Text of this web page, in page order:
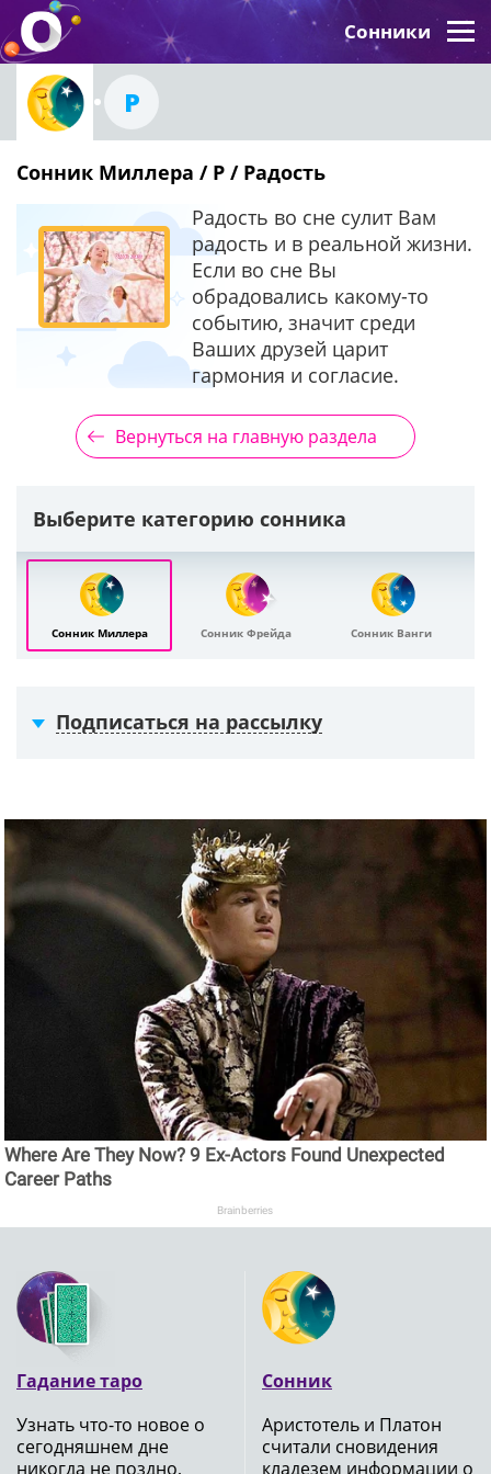
Сонники
Р
Сонник Миллера / Р / Радость
Радость во сне сулит Вам
радость и в реальной жизни.
Если во сне Вы
обрадовались какому-то
событию, значит среди
Ваших друзей царит
гармония и согласие.
Вернуться на главную раздела
Выберите категорию сонника
Сонник Миллера Сонник Фрейда Сонник Ванги
Подписаться на рассылку
Where Are They Now? 9 Ex-Actors Found Unexpected
Career Paths
Brainberries
Гадание таро
Узнать что-то новое о
сегодняшнем дне
никогда не поздно,
Сонник
Аристотель и Платон
считали сновидения
кладезем информации о